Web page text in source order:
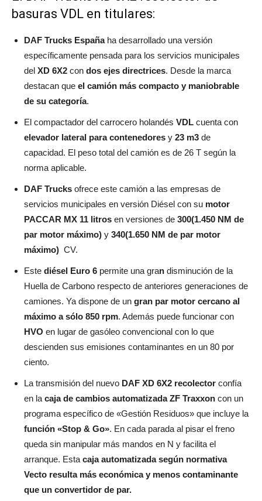
basuras VDL en titulares:
DAF Trucks Españaha desarrollado una versión
específicamente pensada para los servicios municipales
del XD 6X2 con dos ejes directrices. Desde la marca
destacan que el camión más compacto y maniobrable
de su categoría.
El compactador del carrocero holandés VDL cuenta con
elevador lateral para contenedores y 23 m3 de
capacidad. El peso total del camión es de 26 T según la
norma aplicable.
DAF Trucks ofrece este camión a las empresas de
servicios municipales en versión Diésel con su motor
PACCAR MX 11 litros en versiones de 300(1.450 NM de
par motor máximo) y 340(1.650 NM de par motor
máximo) CV.
Este diésel Euro 6 permite una gran disminución de la
Huella de Carbono respecto de anteriores generaciones de
camiones. Ya dispone de un gran par motor cercano al
máximo a sólo 850 rpm. Además puede funcionar con
HVO en lugar de gasóleo convencional con lo que
descienden sus emisiones contaminantes en un 80 por
ciento.
La transmisión del nuevo DAF XD 6X2 recolector confía
en la caja de cambios automatizada ZF Traxxon con un
programa específico de «Gestión Residuos» que incluye la
función «Stop & Go». En cada parada al pisar el freno
queda sin manipular más mandos en N y facilita el
arranque. Esta caja automatizada según normativa
Vecto resulta más económica y menos contaminante
que un convertidor de par.